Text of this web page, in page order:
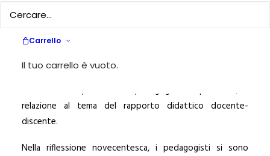
Carrello
Il tuo carrello è vuoto.
ONLINE
| BY
attraversa le opere dei tre pedagogisti in questione, in
relazione al tema del rapporto didattico docente-
discente.
Nella riflessione novecentesca, i pedagogisti si sono